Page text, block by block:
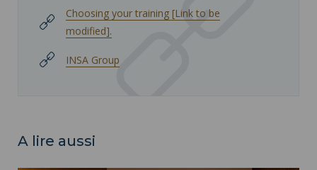
Choosing your training [Link to be
modified].
INSA Group
A lire aussi